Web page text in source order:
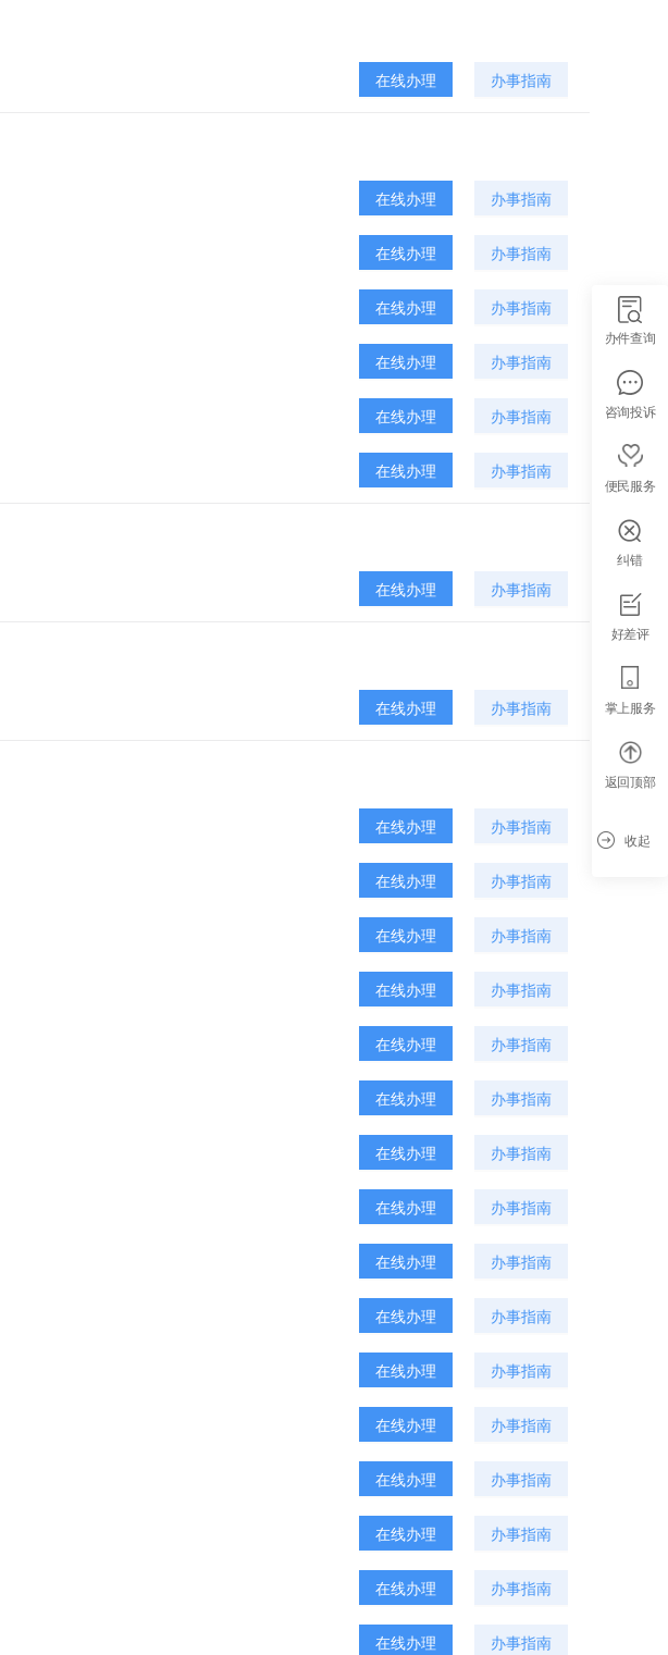
在线办理 办事指南
在线办理 办事指南
在线办理 办事指南
在线办理 办事指南
在线办理 办事指南
在线办理 办事指南
在线办理 办事指南
在线办理 办事指南
在线办理 办事指南
在线办理 办事指南
在线办理 办事指南
在线办理 办事指南
在线办理 办事指南
在线办理 办事指南
在线办理 办事指南
在线办理 办事指南
在线办理 办事指南
在线办理 办事指南
在线办理 办事指南
在线办理 办事指南
在线办理 办事指南
在线办理 办事指南
在线办理 办事指南
在线办理 办事指南
在线办理 办事指南
办件查询
咨询投诉
便民服务
纠错
好差评
掌上服务
返回顶部
收起